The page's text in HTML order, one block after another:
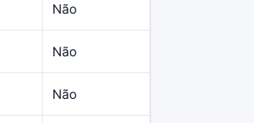
Não
Não
Não